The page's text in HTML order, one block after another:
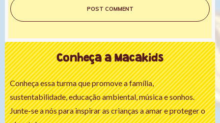
POST COMMENT
Conheça a Macakids
Conheça essa turma que promove a família,
sustentabilidade, educação ambiental, música e sonhos.
Junte-se a nós para inspirar as crianças a amar e proteger o